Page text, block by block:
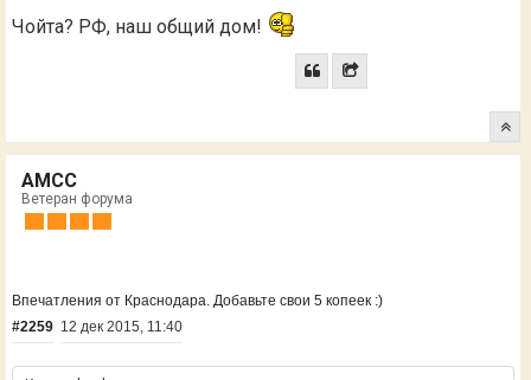
Чойта? РФ, наш общий дом!
AMCC
Ветеран форума
Впечатления от Краснодара. Добавьте свои 5 копеек :)
#2259 12 дек 2015, 11:40